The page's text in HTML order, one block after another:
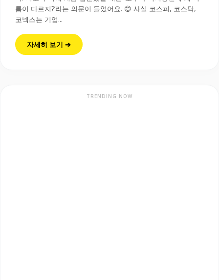
름이 다르지?’라는 의문이 들었어요. 😊 사실 코스피, 코스닥,
코넥스는 기업...
자세히 보기 ➔
TRENDING NOW